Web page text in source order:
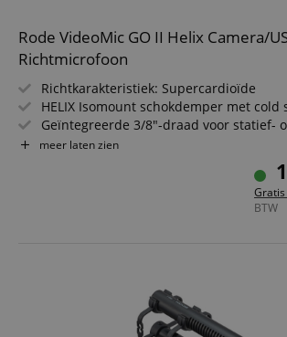
Rode VideoMic GO II Helix Camera/
Richtmicrofoon
Richtkarakteristiek: Supercardioïde
HELIX Isomount schokdemper met cold
Geïntegreerde 3/8"-draad voor statief-
Digitale USB-C uitgang voor Mac/PC,
24 Bit/48 kHz audio-interface (2 in/2 uit)
Maximale geluidsdruk: 110 dB,
meer laten zien
BTW